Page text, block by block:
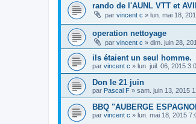
rando de l'AUNL VTT et
par vincent c » lun. mai 18,
operation nettoyage
par vincent c » dim. juin 28,
ils étaient un seul homme.
par vincent c » lun. juil. 06, 2015
Don le 21 juin
par Pascal F » sam. juin 13, 2015
BBQ "AUBERGE
par vincent c » lun. mai 18, 2015